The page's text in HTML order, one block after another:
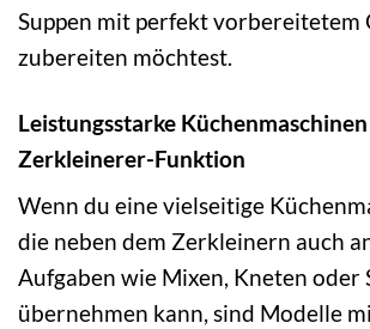
Suppen mit perfekt vorbereitetem
zubereiten möchtest.
Leistungsstarke
Zerkleinerer-Funktion
Wenn du eine vielseitige
die neben dem Zerkleinern auch
Aufgaben wie Mixen, Kneten oder
übernehmen kann, sind Modelle